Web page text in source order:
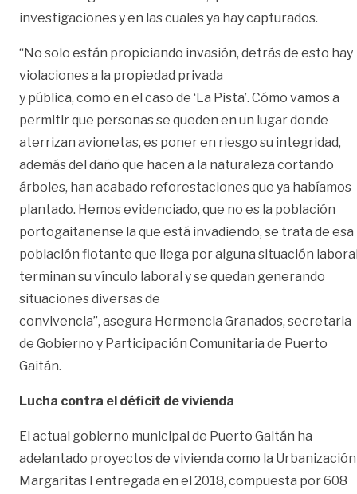
investigaciones y en las cuales ya hay capturados.
“No solo están propiciando invasión, detrás de esto hay
violaciones a la propiedad privada
y pública, como en el caso de ‘La Pista’. Cómo vamos a
permitir que personas se queden en un lugar donde
aterrizan avionetas, es poner en riesgo su integridad,
además del daño que hacen a la naturaleza cortando
árboles, han acabado reforestaciones que ya habíamos
plantado. Hemos evidenciado, que no es la población
portogaitanense la que está invadiendo, se trata de esa
población flotante que llega por alguna situación
terminan su vínculo laboral y se quedan generando
situaciones diversas de
convivencia”, asegura Hermencia Granados, secretaria
de Gobierno y Participación Comunitaria de Puerto
Gaitán.
Lucha contra el déficit de vivienda
El actual gobierno municipal de Puerto Gaitán ha
adelantado proyectos de vivienda como la Urbanización
Margaritas I entregada en el 2018, compuesta por 608